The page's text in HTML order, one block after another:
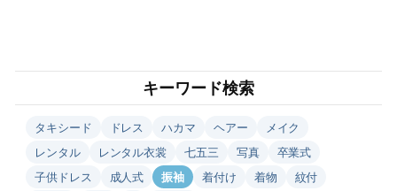
キーワード検索
タキシード ドレス ハカマ ヘアー
メイク
レンタル
レンタル衣裳 七五三 写真
卒業式
子供ドレス
成人式 振袖 着付け 着物
紋付